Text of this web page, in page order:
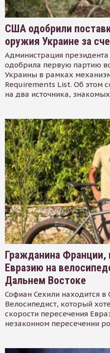
США одобрили
оружия Украине за
Администрация
одобрила первую партию
Украины в рамках
Requirements List. Об этом
на два источника,
Гражданина Франции,
Евразию на
Дальнем Востоке
Софиан Сехили находится в
Велосипедист, который
скорости пересечения
незаконном пересечении